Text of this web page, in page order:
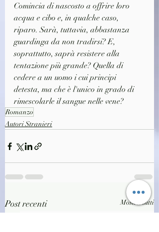
Comincia di nascosto a offrire loro
acqua e cibo e, in qualche caso,
riparo. Sarà, tuttavia, abbastanza
guardinga da non tradirsi? E,
soprattutto, saprà resistere alla
tentazione più grande? Quella di
cedere a un uomo i cui principi
detesta, ma che è l'unico in grado di
rimescolarle il sangue nelle vene?
Romanzo
Autori Stranieri
Post recenti Mostra tutti